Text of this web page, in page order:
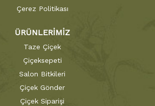
Çerez Politikası
ÜRÜNLERİMİZ
Taze Çiçek
Çiçeksepeti
Salon Bitkileri
Çiçek Gönder
Çiçek Siparişi